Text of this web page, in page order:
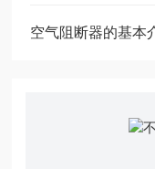
空气阻断器的基本